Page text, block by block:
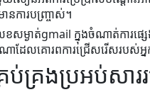
នការបញ្រ្ចាស់។
សម្ងាត់gmail ក្នុងចំណាត់ការផ្
ងណាដែលគោរពការជ្រើសរើសរ
រប់គ្រងប្រអប់សា